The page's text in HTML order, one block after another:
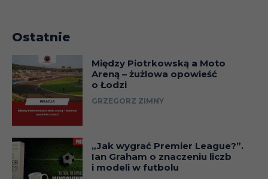
Ostatnie
Między Piotrkowską a Moto
Areną – żużlowa opowieść
o Łodzi
GRZEGORZ ZIMNY
„Jak wygrać Premier League?”.
Ian Graham o znaczeniu liczb
i modeli w futbolu